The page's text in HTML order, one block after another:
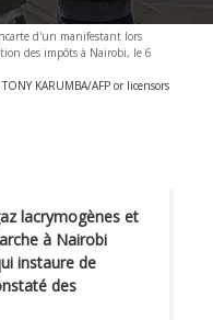
d'un manifestant lors
des impôts à Nairobi, le 6
TONY KARUMBA/AFP or licensors
lacrymogènes et
à Nairobi
instaure de
des